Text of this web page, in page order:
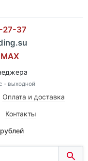
27-37
- выходной
Оплата и доставка
Контакты